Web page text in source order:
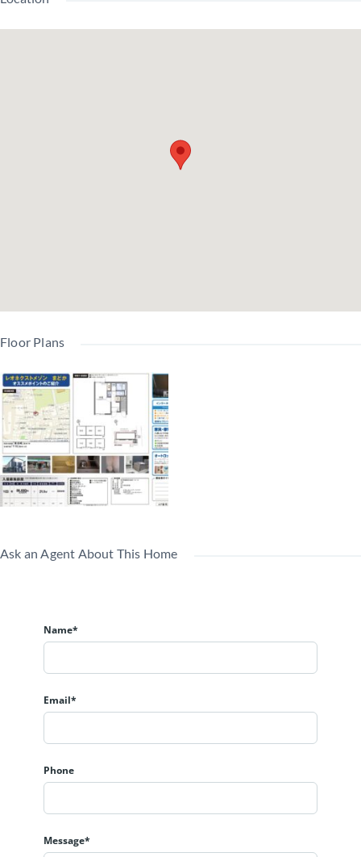
桶、防盜玻璃、城市煤氣、空調
Floor Plans
Ask an Agent About This Home
Name*
Email*
Phone
Message*